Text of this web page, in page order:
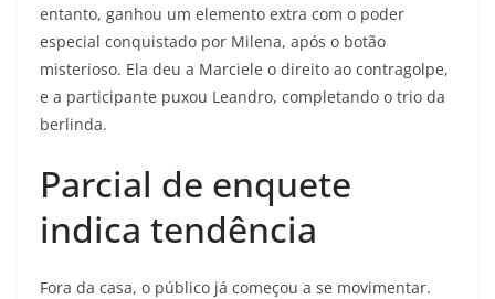
entanto, ganhou um elemento extra com o poder
especial conquistado por Milena, após o botão
misterioso. Ela deu a Marciele o direito ao contragolpe,
e a participante puxou Leandro, completando o trio da
berlinda.
Parcial de enquete
indica tendência
Fora da casa, o público já começou a se movimentar.